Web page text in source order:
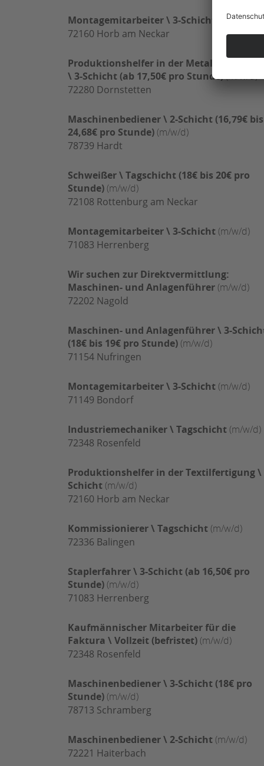
Montagemitarbeiter \ 3-Schicht
(m/w/d)
72160 Horb am Neckar
Produktionshelfer in der
\ 3-Schicht (ab 17,50€ pro Stunde)(m/w/d)
72280 Dornstetten
Maschinenbediener \ 2-Schicht (16,79€ bis
24,68€ pro Stunde)(m/w/d)
78739 Hardt
Schweißer \ Tagschicht (18€ bis 20€ pro
Stunde)(m/w/d)
72108 Rottenburg am Neckar
Montagemitarbeiter \ 3-Schicht (m/w/d)
71083 Herrenberg
Wir suchen zur Direktvermittlung:
Maschinen- und Anlagenführer(m/w/d)
72202 Nagold
Maschinen- und Anlagenführer \ 3-
(18€ bis 19€ pro Stunde)(m/w/d)
71154Nufringen
Montagemitarbeiter \ 3-Schicht (m/w/d)
71149 Bondorf
Industriemechaniker \ Tagschicht (m/w/d)
72348 Rosenfeld
Produktionshelfer in der Textilfertigung \
Schicht (m/w/d)
72160 Horb am Neckar
Kommissionierer \ Tagschicht(m/w/d)
72336 Balingen
Staplerfahrer \ 3-Schicht (ab 16,50€ pro
Stunde)(m/w/d)
71083 Herrenberg
Kaufmännischer Mitarbeiter für die
Faktura \ Vollzeit (befristet)(m/w/d)
72348 Rosenfeld
Maschinenbediener \ 3-Schicht (18€ pro
Stunde)(m/w/d)
78713 Schramberg
Maschinenbediener \ 2-Schicht (m/w/d)
72221 Haiterbach